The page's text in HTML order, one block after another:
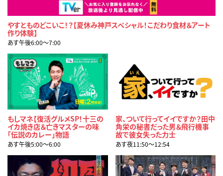
やすとものどこいこ！？【夏休み神戸スペシャル！こだわり食材＆アート
作り体験】
あす午後6:00〜7:00
もしマネ【復活グルメSP！十三の
イカ焼き店＆亡きマスターの味
「伝説のカレー」物語
あす午後5:00〜6:00
家、ついて行ってイイですか？田中
角栄の秘書だった男＆飛行機事
故で彼女失った力士
あす夜11:50〜12:54